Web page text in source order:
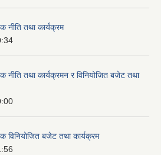
नीति तथा कार्यक्रम
नीति तथा कार्यक्रमन र विनियोजित बजेट तथा
विनियोजित बजेट तथा कार्यक्रम